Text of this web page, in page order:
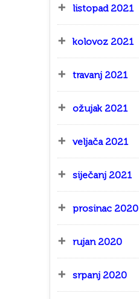
listopad 2021
kolovoz 2021
travanj 2021
ožujak 2021
veljača 2021
siječanj 2021
prosinac 2020
rujan 2020
srpanj 2020